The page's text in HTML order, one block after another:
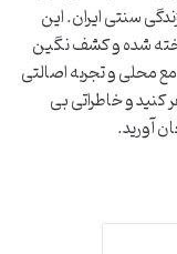
سنتی ایران. این
شده و کشف نگین
محلی و تجربه اصالتی
و خاطراتی بی
آورید.